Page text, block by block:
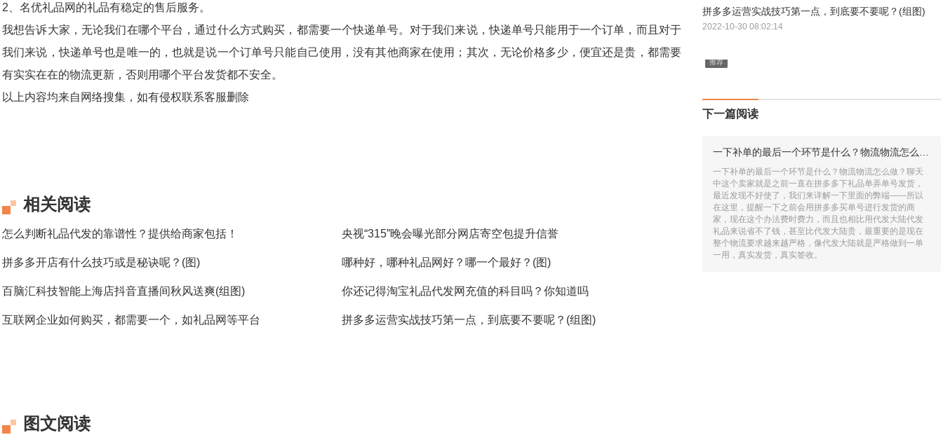
2、名优礼品网的礼品有稳定的售后服务。
我想告诉大家，无论我们在哪个平台，通过什么方式购买，都需要一个快递单号。对于我们来说，快递单号只能用于一个订单，而且对于
我们来说，快递单号也是唯一的，也就是说一个订单号只能自己使用，没有其他商家在使用；其次，无论价格多少，便宜还是贵，都需要
有实实在在的物流更新，否则用哪个平台发货都不安全。
以上内容均来自网络搜集，如有侵权联系客服删除
相关阅读
怎么判断礼品代发的靠谱性？提供给商家包括！ 央视“315”晚会曝光部分网店寄空包提升信誉
拼多多开店有什么技巧或是秘诀呢？(图) 哪种好，哪种礼品网好？哪一个最好？(图)
百脑汇科技智能上海店抖音直播间秋风送爽(组图) 你还记得淘宝礼品代发网充值的科目吗？你知道吗
互联网企业如何购买，都需要一个，如礼品网等平台 拼多多运营实战技巧第一点，到底要不要呢？(组图)
图文阅读
拼多多运营实战技巧第一点，到底要不要呢？(组图)
2022-10-30 08:02:14
下一篇阅读
一下补单的最后一个环节是什么？物流物流怎么做？聊天
中这个卖家就是之前一直在拼多多下礼品单弄单号发货，
最近发现不好使了，我们来详解一下里面的弊端——所以
在这里，提醒一下之前会用拼多多买单号进行发货的商
家，现在这个办法费时费力，而且也相比用代发大陆代发
礼品来说省不了钱，甚至比代发大陆贵，最重要的是现在
整个物流要求越来越严格，像代发大陆就是严格做到一单
一用，真实发货，真实签收。